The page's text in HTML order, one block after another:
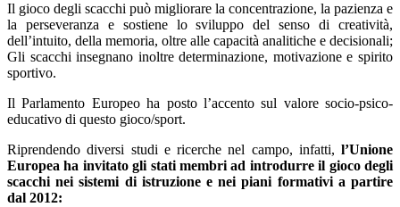
Il gioco degli scacchi può migliorare la concentrazione, la pazienza e
la perseveranza e sostiene lo sviluppo del senso di creatività,
dell’intuito, della memoria, oltre alle capacità analitiche e decisionali;
Gli scacchi insegnano inoltre determinazione, motivazione e spirito
sportivo.
Il Parlamento Europeo ha posto l’accento sul valore socio-psico-
educativo di questo gioco/sport.
Riprendendo diversi studi e ricerche nel campo, infatti, l’Unione
Europea ha invitato gli stati membri ad introdurre il gioco degli
scacchi nei sistemi di istruzione e nei piani formativi a partire
dal 2012: